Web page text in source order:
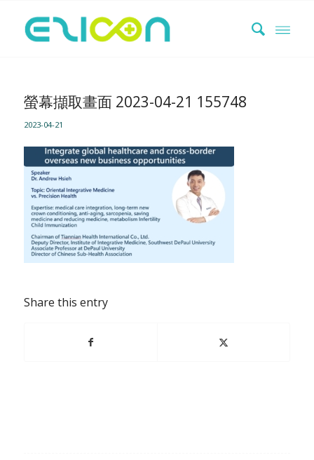
螢幕擷取畫面 2023-04-21 155748
2023-04-21
Share this entry